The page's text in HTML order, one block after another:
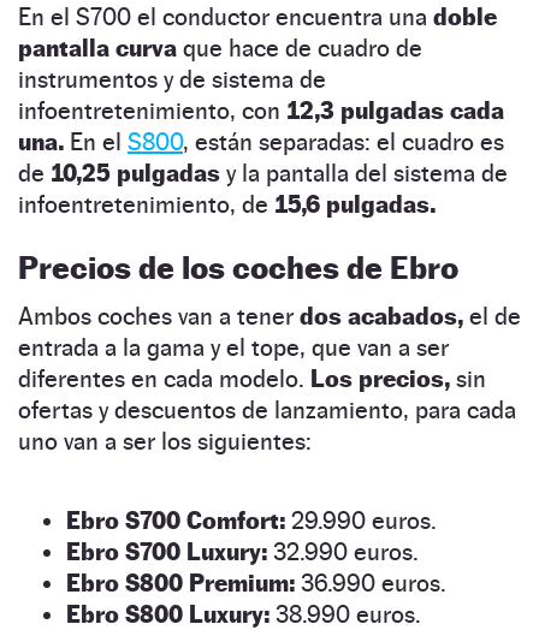
En el S700 el conductor encuentra una doble
pantalla curva que hace de cuadro de
instrumentos y de sistema de
infoentretenimiento, con 12,3 pulgadas cada
una. En el S800, están separadas: el cuadro es
de 10,25 pulgadas y la pantalla del sistema de
infoentretenimiento, de 15,6 pulgadas.
Precios de los coches de Ebro
Ambos coches van a tener dos acabados, el de
entrada a la gama y el tope, que van a ser
diferentes en cada modelo. Los precios, sin
ofertas y descuentos de lanzamiento, para cada
uno van a ser los siguientes:
Ebro S700 Comfort: 29.990 euros.
Ebro S700 Luxury: 32.990 euros.
Ebro S800 Premium: 36.990 euros.
Ebro S800 Luxury: 38.990 euros.